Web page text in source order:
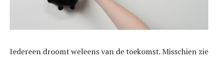
Iedereen droomt weleens van de toekomst. Misschien zie